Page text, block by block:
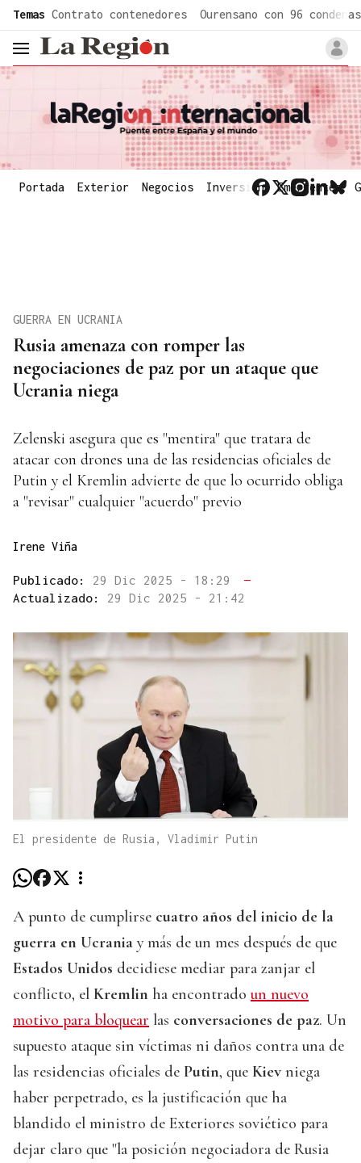
Temas Contrato contenedores Ourensano con 96 condenas
header.menu.open
Portada Exterior Negocios Inversión Emergentes
Rusia amenaza con romper las
negociaciones de paz por un ataque que
Ucrania niega
GUERRA EN UCRANIA
Zelenski asegura que es "mentira" que tratara de
atacar con drones una de las residencias oficiales de
Putin y el Kremlin advierte de que lo ocurrido obliga
a "revisar" cualquier "acuerdo" previo
Irene Viña
Publicado: 29 Dic 2025 - 18:29
—
Actualizado: 29 Dic 2025 - 21:42
El presidente de Rusia, Vladimir Putin
A punto de cumplirse cuatro años del inicio de la
guerra en Ucrania y más de un mes después de que
Estados Unidos decidiese mediar para zanjar el
conflicto, el Kremlin ha encontrado un nuevo
motivo para bloquear las conversaciones de paz. Un
supuesto ataque sin víctimas ni daños contra una de
las residencias oficiales de Putin, que Kiev niega
haber perpetrado, es la justificación que ha
blandido el ministro de Exteriores soviético para
dejar claro que "la posición negociadora de Rusia